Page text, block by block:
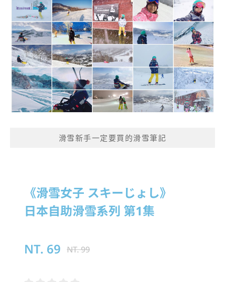
滑雪新手一定要買的滑雪筆記